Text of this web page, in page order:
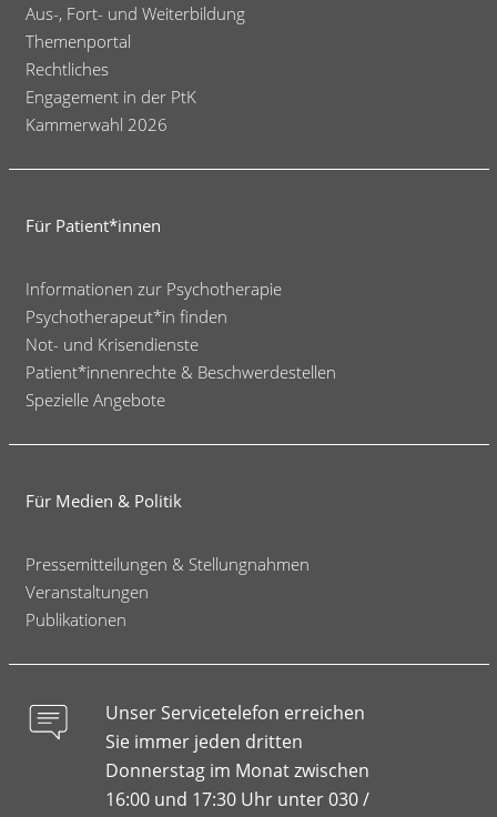
Aus-, Fort- und Weiterbildung
Themenportal
Rechtliches
Engagement in der PtK
Kammerwahl 2026
Für Patient*innen
Informationen zur Psychotherapie
Psychotherapeut*in finden
Not- und Krisendienste
Patient*innenrechte & Beschwerdestellen
Spezielle Angebote
Für Medien & Politik
Pressemitteilungen & Stellungnahmen
Veranstaltungen
Publikationen
Unser Servicetelefon erreichen
Sie immer jeden dritten
Donnerstag im Monat zwischen
16:00 und 17:30 Uhr unter 030 /